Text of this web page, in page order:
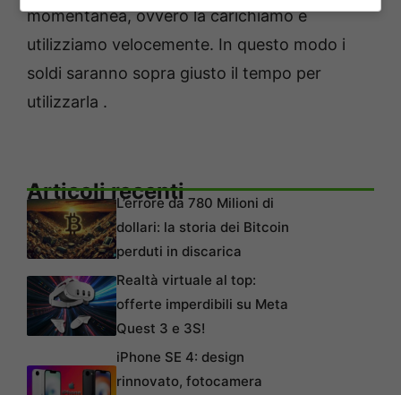
momentanea, ovvero la carichiamo e
utilizziamo velocemente. In questo modo i
soldi saranno sopra giusto il tempo per
utilizzarla .
Articoli recentiL’errore da 780 Milioni di
dollari: la storia dei Bitcoin
perduti in discarica
Realtà virtuale al top:
offerte imperdibili su Meta
Quest 3 e 3S!
iPhone SE 4: design
rinnovato, fotocamera